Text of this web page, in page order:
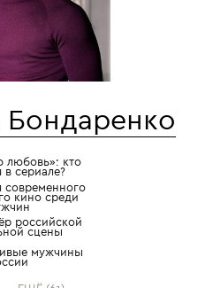
Бондаренко
любовь»: кто
в сериале?
современного
кино среди
российской
сцены
мужчины